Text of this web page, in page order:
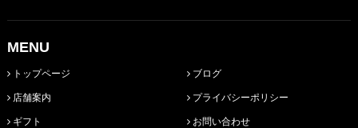
MENU
トップページ
店舗案内
ギフト
ブログ
プライバシーポリシー
お問い合わせ